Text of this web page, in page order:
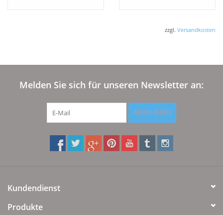
zzgl. Versandkosten
Melden Sie sich für unseren Newsletter an:
ABONNIEREN
Kundendienst
Produkte